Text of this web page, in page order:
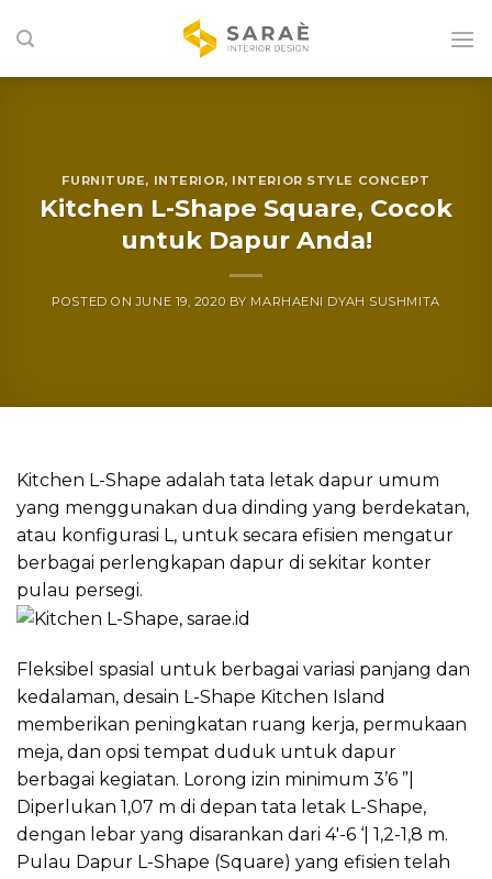
to
FURNITURE, INTERIOR, INTERIOR STYLE CONCEPT
Kitchen L-Shape Square, Cocok
untuk Dapur Anda!
POSTED ONJUNE 19, 2020 BY MARHAENI DYAH SUSHMITA
Kitchen L-Shape adalah tata letak dapur umum
yang menggunakan dua dinding yang berdekatan,
atau konfigurasi L, untuk secara efisien mengatur
berbagai perlengkapan dapur di sekitar konter
pulau persegi.
Fleksibel spasial untuk berbagai variasi panjang dan
kedalaman, desain L-Shape Kitchen Island
memberikan peningkatan ruang kerja, permukaan
meja, dan opsi tempat duduk untuk dapur
berbagai kegiatan. Lorong izin minimum 3’6 ”|
Diperlukan 1,07 m di depan tata letak L-Shape,
dengan lebar yang disarankan dari 4′-6 ‘| 1,2-1,8 m.
Pulau Dapur L-Shape (Square) yang efisien telah